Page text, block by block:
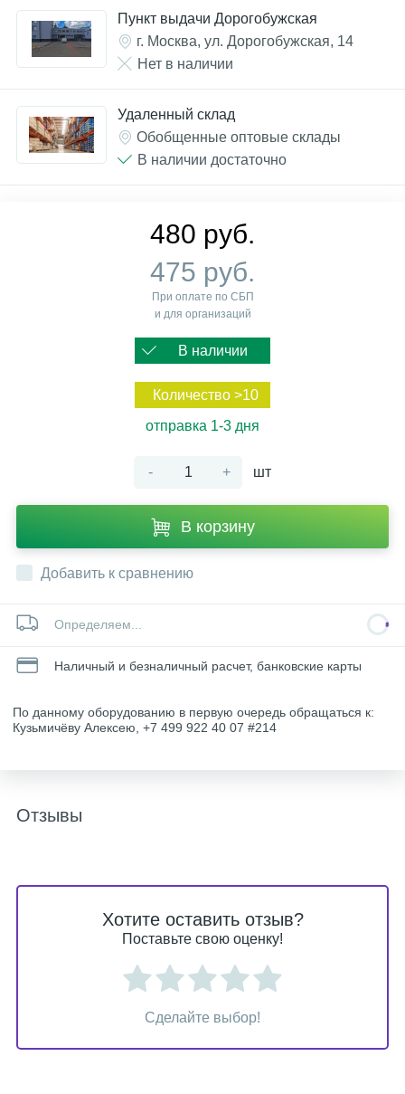
Пункт выдачи Дорогобужская
г. Москва, ул. Дорогобужская, 14
Нет в наличии
Удаленный склад
Обобщенные оптовые склады
В наличии достаточно
480 руб.
475 руб.
При оплате по СБП
и для организаций
В наличии
Количество >10
отправка 1-3 дня
- + шт
В корзину
Добавить к сравнению
Определяем...
Наличный и безналичный расчет, банковские карты
По данному оборудованию в первую очередь обращаться к:
Кузьмичёву Алексею, +7 499 922 40 07 #214
Отзывы
Хотите оставить отзыв?
Поставьте свою оценку!
Сделайте выбор!